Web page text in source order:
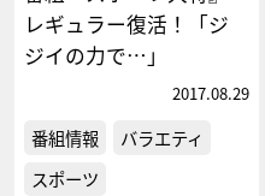
レギュラー復活！「ジ
ジイの力で…」
2017.08.29
番組情報
バラエティ
スポーツ